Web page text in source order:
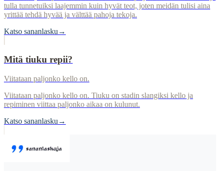
tulla tunnetuiksi laajemmin kuin hyvät teot, joten meidän tulisi aina
yrittää tehdä hyvää ja välttää pahoja tekoja.
Katso sananlasku →
Mitä tiuku repii?
Viitataan paljonko kello on.
Viitataan paljonko kello on. Tiuku on stadin slangiksi kello ja
repiminen viittaa paljonko aikaa on kulunut.
Katso sananlasku →